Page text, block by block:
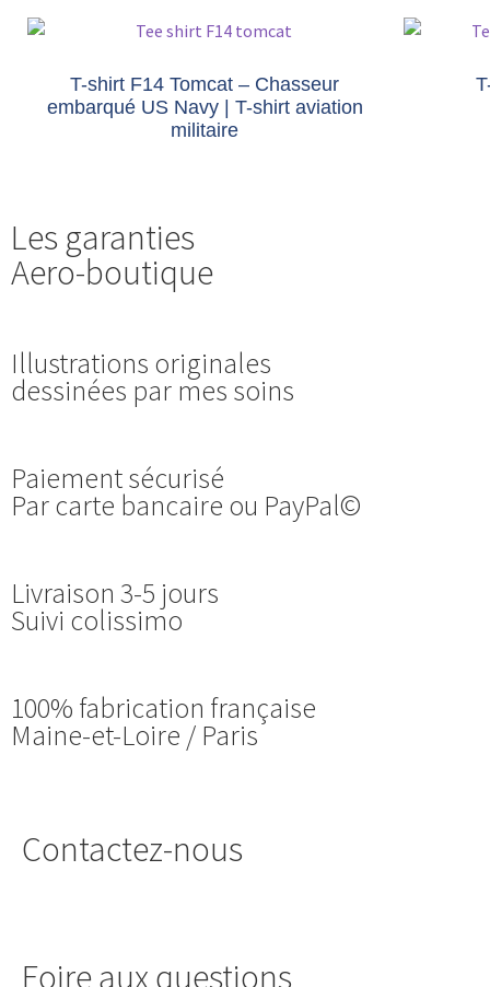
T-shirt F14 Tomcat – Chasseur
embarqué US Navy | T-shirt aviation
militaire
Les garanties
Aero-boutique
Illustrations originales
dessinées par mes soins
Paiement sécurisé
Par carte bancaire ou PayPal©
Livraison 3-5 jours
Suivi colissimo
100% fabrication française
Maine-et-Loire / Paris
Contactez-nous
Foire aux questions